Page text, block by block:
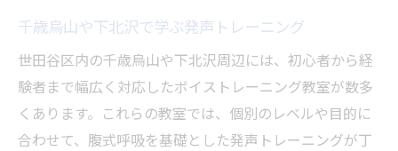
千歳烏山や下北沢で学ぶ発声トレーニング
世田谷区内の千歳烏山や下北沢周辺には、初心者から経
験者まで幅広く対応したボイストレーニング教室が数多
くあります。これらの教室では、個別のレベルや目的に
合わせて、腹式呼吸を基礎とした発声トレーニングが丁